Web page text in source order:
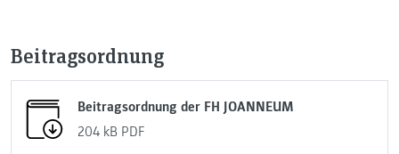
Beitragsordnung
Beitragsordnung der FH JOANNEUM
204 kB PDF